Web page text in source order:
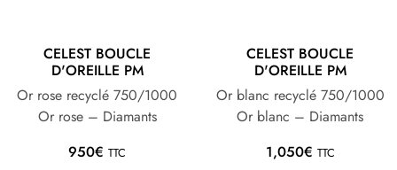
CELEST BOUCLE
D'OREILLE PM
Or rose recyclé 750/1000
Or rose – Diamants
950€ TTC
CELEST BOUCLE
D'OREILLE PM
Or blanc recyclé 750/1000
Or blanc – Diamants
1,050€ TTC